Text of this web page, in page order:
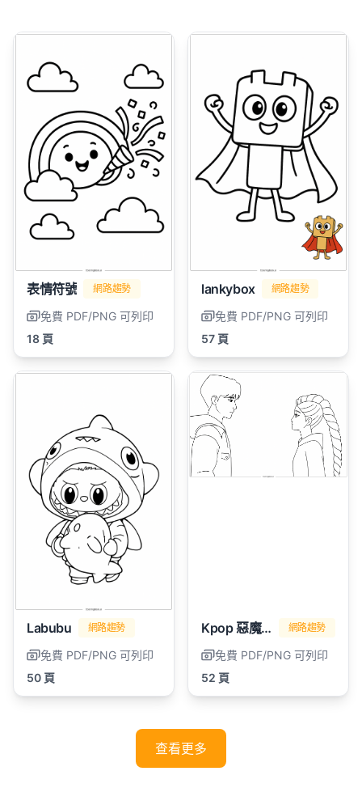
表情符號 網路趨勢
免費 PDF/PNG 可列印
18 頁
lankybox 網路趨勢
免費 PDF/PNG 可列印
57 頁
Labubu 網路趨勢
免費 PDF/PNG 可列印
50 頁
Kpop 惡魔獵人 網路趨勢
免費 PDF/PNG 可列印
52 頁
查看更多